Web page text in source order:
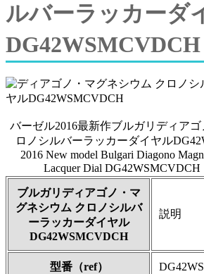
ルバーラッカーダ
DG42WSMCVDCH
バーゼル2016最新作ブルガリディア
ロノシルバーラッカーダイヤル
2016 New model Bulgari Diagono
Lacquer Dial
ブルガリディアゴノ・マ
グネシウム クロノシルバ
ーラッカーダイヤル
DG42WSMCVDCH
説明
型番（ref）